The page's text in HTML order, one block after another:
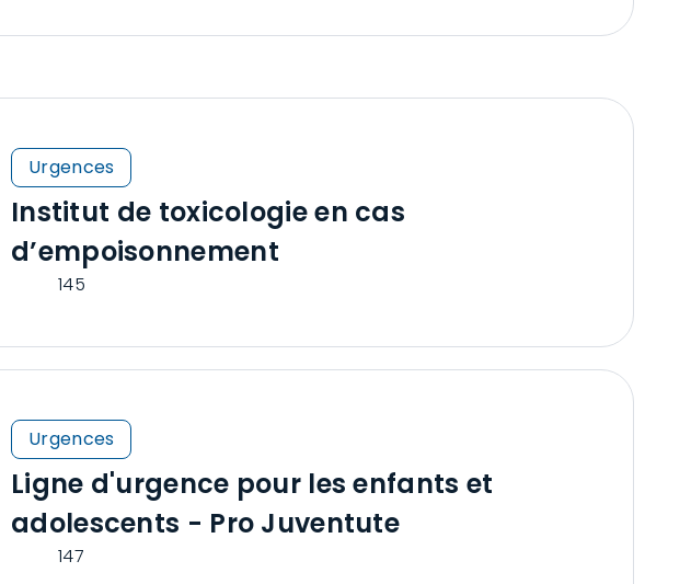
Urgences
Institut de toxicologie en cas
d’empoisonnement
145
Urgences
Ligne d'urgence pour les enfants et
adolescents - Pro Juventute
147